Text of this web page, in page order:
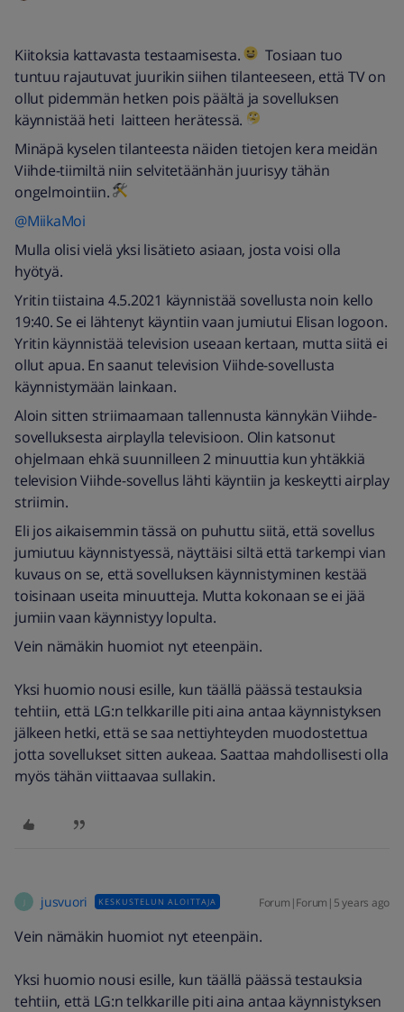
Kiitoksia kattavasta testaamisesta.
Tosiaan tuo
tuntuu rajautuvat juurikin siihen tilanteeseen, että TV on
ollut pidemmän hetken pois päältä ja sovelluksen
käynnistää heti laitteen herätessä.
Minäpä kyselen tilanteesta näiden tietojen kera meidän
Viihde-tiimiltä niin selvitetäänhän juurisyy tähän
ongelmointiin.
@MiikaMoi
Mulla olisi vielä yksi lisätieto asiaan, josta voisi olla
hyötyä.
Yritin tiistaina 4.5.2021 käynnistää sovellusta noin kello
19:40. Se ei lähtenyt käyntiin vaan jumiutui Elisan logoon.
Yritin käynnistää television useaan kertaan, mutta siitä ei
ollut apua. En saanut television Viihde-sovellusta
käynnistymään lainkaan.
Aloin sitten striimaamaan tallennusta kännykän Viihde-
sovelluksesta airplaylla televisioon. Olin katsonut
ohjelmaan ehkä suunnilleen 2 minuuttia kun yhtäkkiä
television Viihde-sovellus lähti käyntiin ja keskeytti airplay
striimin.
Eli jos aikaisemmin tässä on puhuttu siitä, että sovellus
jumiutuu käynnistyessä, näyttäisi siltä että tarkempi vian
kuvaus on se, että sovelluksen käynnistyminen kestää
toisinaan useita minuutteja. Mutta kokonaan se ei jää
jumiin vaan käynnistyy lopulta.
Vein nämäkin huomiot nyt eteenpäin.
Yksi huomio nousi esille, kun täällä päässä testauksia
tehtiin, että LG:n telkkarille piti aina antaa käynnistyksen
jälkeen hetki, että se saa nettiyhteyden muodostettua
jotta sovellukset sitten aukeaa. Saattaa mahdollisesti olla
myös tähän viittaavaa sullakin.
jusvuori KESKUSTELUN ALOITTAJA Forum|Forum|5 years ago
Vein nämäkin huomiot nyt eteenpäin.
Yksi huomio nousi esille, kun täällä päässä testauksia
tehtiin, että LG:n telkkarille piti aina antaa käynnistyksen